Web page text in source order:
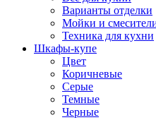
Варианты отделки
Мойки и
Техника для кухни
Шкафы-купе
Цвет
Коричневые
Серые
Темные
Черные